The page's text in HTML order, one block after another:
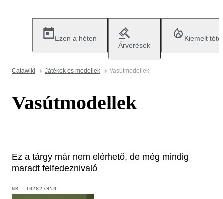
Ezen a héten
Árverések
Kiemelt
Catawiki Játékok és modellek Vasútmodellek
Vasútmodellek
Ez a tárgy már nem elérhető, de még mindig
maradt felfedeznivaló
NR. 102827950